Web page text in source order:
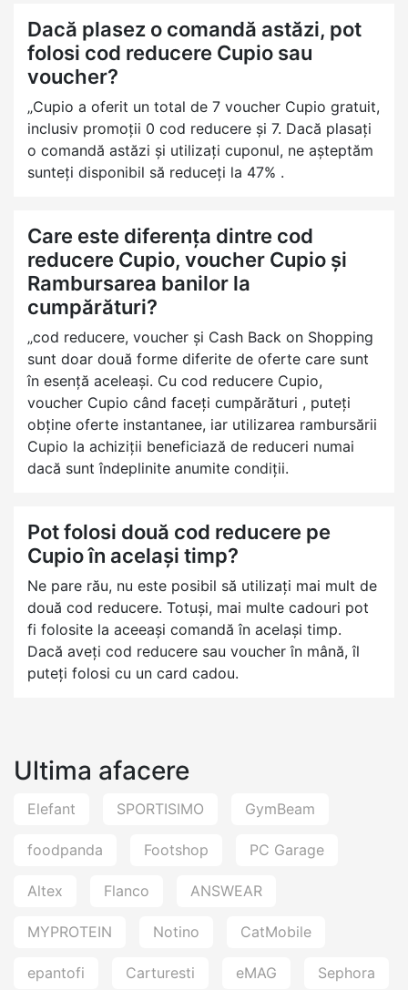
Dacă plasez o comandă astăzi, pot
folosi cod reducere Cupio sau
voucher?
„Cupio a oferit un total de 7 voucher Cupio gratuit,
inclusiv promoții 0 cod reducere și 7. Dacă plasați
o comandă astăzi și utilizați cuponul, ne așteptăm
sunteți disponibil să reduceți la 47% .
Care este diferența dintre cod
reducere Cupio, voucher Cupio și
Rambursarea banilor la
cumpărături?
„cod reducere, voucher și Cash Back on Shopping
sunt doar două forme diferite de oferte care sunt
în esență aceleași. Cu cod reducere Cupio,
voucher Cupio când faceți cumpărături , puteți
obține oferte instantanee, iar utilizarea rambursării
Cupio la achiziții beneficiază de reduceri numai
dacă sunt îndeplinite anumite condiții.
Pot folosi două cod reducere pe
Cupio în același timp?
Ne pare rău, nu este posibil să utilizați mai mult de
două cod reducere. Totuși, mai multe cadouri pot
fi folosite la aceeași comandă în același timp.
Dacă aveți cod reducere sau voucher în mână, îl
puteți folosi cu un card cadou.
Ultima afacere
Elefant SPORTISIMO GymBeam
foodpanda Footshop PC Garage
Altex Flanco ANSWEAR
MYPROTEIN Notino CatMobile
epantofi Carturesti eMAG Sephora